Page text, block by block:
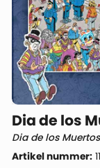
Dia de los
Dia de los Muertos
Artikel nummer: